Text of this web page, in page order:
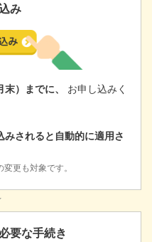
み
）までに、
お申し込みく
されると自動的に適用さ
更も対象です。
要な手続き
外部サイト
新
し